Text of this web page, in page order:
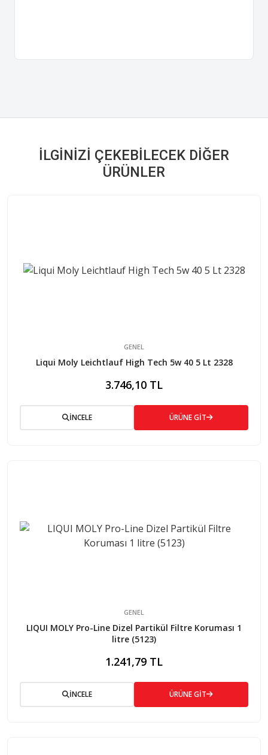
İLGINIZI ÇEKEBILECEK DIĞER
ÜRÜNLER
GENEL
Liqui Moly Leichtlauf High Tech 5w 40 5 Lt 2328
3.746,10 TL
İNCELE ÜRÜNE GİT
GENEL
LIQUI MOLY Pro-Line Dizel Partikül Filtre Koruması 1
litre (5123)
1.241,79 TL
İNCELE ÜRÜNE GİT